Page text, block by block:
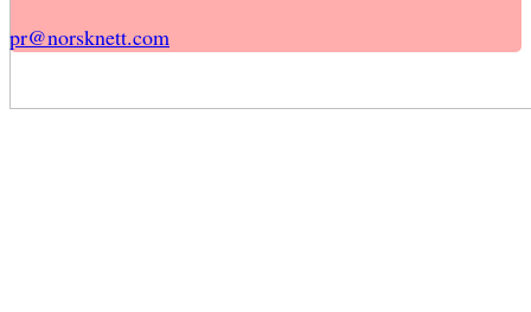
pr@norsknett.com